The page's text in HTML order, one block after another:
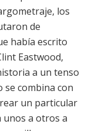
los
de
había escrito
Eastwood,
a un tenso
combina con
un particular
unos a otros a